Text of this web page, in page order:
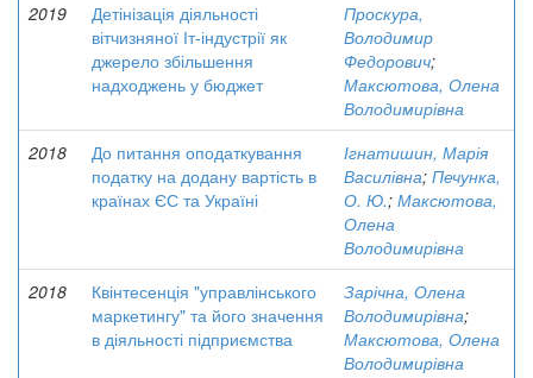
2019
Детінізація діяльності
вітчизняної Іт-індустрії як
джерело збільшення
надходжень у бюджет
Проскура,
Володимир
Федорович;
Максютова, Олена
Володимирівна
2018
До питання оподаткування
податку на додану вартість в
країнах ЄС та Україні
Ігнатишин, Марія
Василівна; Печунка,
О. Ю.; Максютова,
Олена
Володимирівна
2018
Квінтесенція "управлінського
маркетингу" та його значення
в діяльності підприємства
Зарічна, Олена
Володимирівна;
Максютова, Олена
Володимирівна